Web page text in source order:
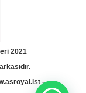
2021
-